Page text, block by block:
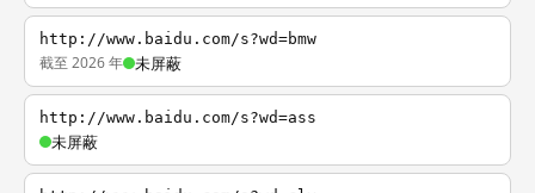
http://www.baidu.com/s?wd=bmw
截至 2026 年 未屏蔽
http://www.baidu.com/s?wd=ass
未屏蔽